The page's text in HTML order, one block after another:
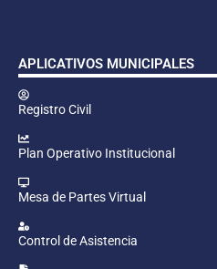
APLICATIVOS MUNICIPALES
Registro Civil
Plan Operativo Institucional
Mesa de Partes Virtual
Control de Asistencia